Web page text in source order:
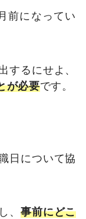
前になってい
するにせよ、
が必要です。
日について協
、事前にどこ